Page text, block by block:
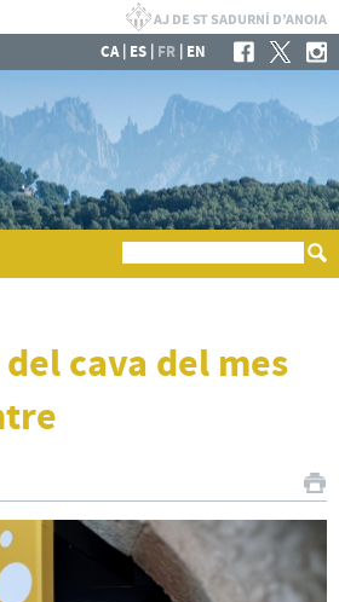
CA| ES | FR | EN
cava del mes